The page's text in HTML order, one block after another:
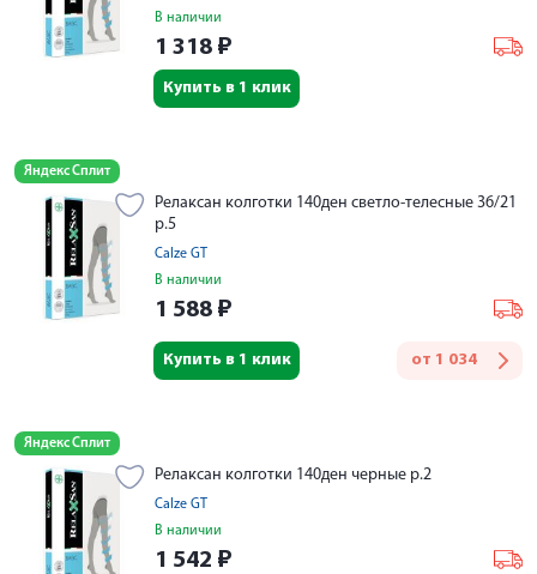
В наличии
1 318 ₽
Купить в 1 клик
Яндекс Сплит
Релаксан колготки 140ден светло-телесные 36/21
р.5
Calze GT
В наличии
1 588 ₽
от 1 034
Купить в 1 клик
Яндекс Сплит
Релаксан колготки 140ден черные р.2
Calze GT
В наличии
1 542 ₽